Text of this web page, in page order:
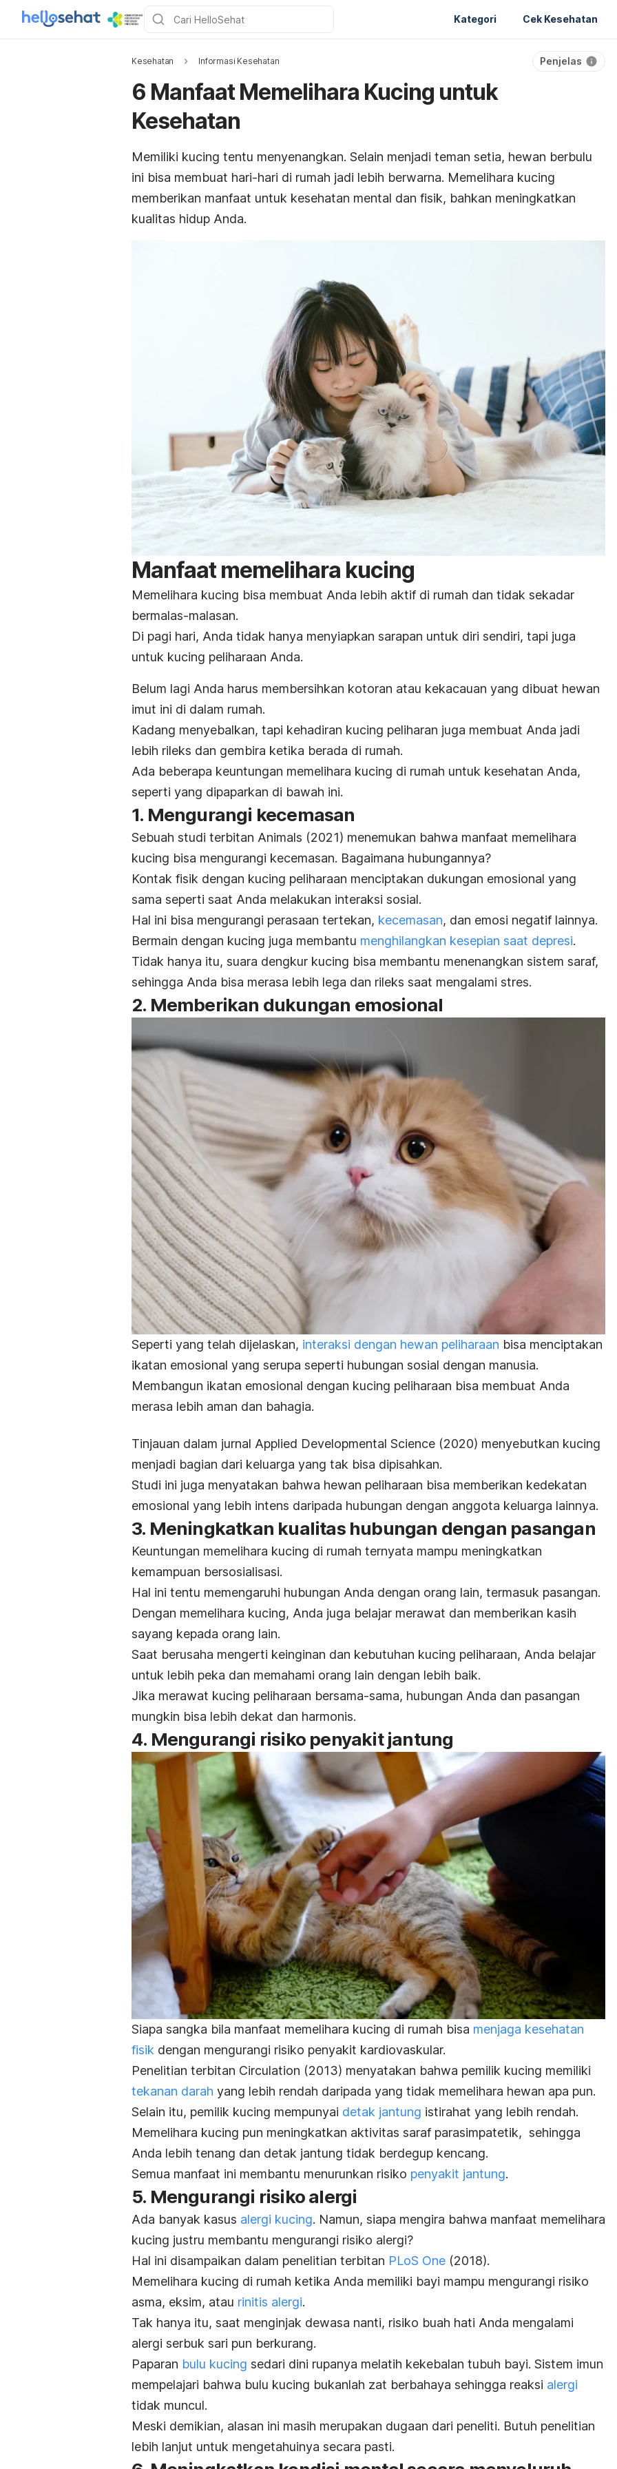
Kategori Cek Kesehatan
Kesehatan Informasi Kesehatan Penjelas
6 Manfaat Memelihara Kucing untuk
Kesehatan
Memiliki kucing tentu menyenangkan. Selain menjadi teman setia, hewan berbulu
ini bisa membuat hari-hari di rumah jadi lebih berwarna. Memelihara kucing
memberikan manfaat untuk kesehatan mental dan fisik, bahkan meningkatkan
kualitas hidup Anda.
Manfaat memelihara kucing
Memelihara kucing bisa membuat Anda lebih aktif di rumah dan tidak sekadar
bermalas-malasan.
Di pagi hari, Anda tidak hanya menyiapkan sarapan untuk diri sendiri, tapi juga
untuk kucing peliharaan Anda.
Belum lagi Anda harus membersihkan kotoran atau kekacauan yang dibuat hewan
imut ini di dalam rumah.
Kadang menyebalkan, tapi kehadiran kucing peliharan juga membuat Anda jadi
lebih rileks dan gembira ketika berada di rumah.
Ada beberapa keuntungan memelihara kucing di rumah untuk kesehatan Anda,
seperti yang dipaparkan di bawah ini.
1. Mengurangi kecemasan
Sebuah studi terbitan Animals (2021) menemukan bahwa manfaat memelihara
kucing bisa mengurangi kecemasan. Bagaimana hubungannya?
Kontak fisik dengan kucing peliharaan menciptakan dukungan emosional yang
sama seperti saat Anda melakukan interaksi sosial.
Hal ini bisa mengurangi perasaan tertekan, kecemasan, dan emosi negatif lainnya.
Bermain dengan kucing juga membantu menghilangkan kesepian saat depresi.
Tidak hanya itu, suara dengkur kucing bisa membantu menenangkan sistem saraf,
sehingga Anda bisa merasa lebih lega dan rileks saat mengalami stres.
2. Memberikan dukungan emosional
Seperti yang telah dijelaskan, interaksi dengan hewan peliharaan bisa menciptakan
ikatan emosional yang serupa seperti hubungan sosial dengan manusia.
Membangun ikatan emosional dengan kucing peliharaan bisa membuat Anda
merasa lebih aman dan bahagia.
Tinjauan dalam jurnal Applied Developmental Science (2020) menyebutkan kucing
menjadi bagian dari keluarga yang tak bisa dipisahkan.
Studi ini juga menyatakan bahwa hewan peliharaan bisa memberikan kedekatan
emosional yang lebih intens daripada hubungan dengan anggota keluarga lainnya.
3. Meningkatkan kualitas hubungan dengan pasangan
Keuntungan memelihara kucing di rumah ternyata mampu meningkatkan
kemampuan bersosialisasi.
Hal ini tentu memengaruhi hubungan Anda dengan orang lain, termasuk pasangan.
Dengan memelihara kucing, Anda juga belajar merawat dan memberikan kasih
sayang kepada orang lain.
Saat berusaha mengerti keinginan dan kebutuhan kucing peliharaan, Anda belajar
untuk lebih peka dan memahami orang lain dengan lebih baik.
Jika merawat kucing peliharaan bersama-sama, hubungan Anda dan pasangan
mungkin bisa lebih dekat dan harmonis.
4. Mengurangi risiko penyakit jantung
Siapa sangka bila manfaat memelihara kucing di rumah bisa menjaga kesehatan
fisik dengan mengurangi risiko penyakit kardiovaskular.
Penelitian terbitan Circulation (2013) menyatakan bahwa pemilik kucing memiliki
tekanan darah yang lebih rendah daripada yang tidak memelihara hewan apa pun.
Selain itu, pemilik kucing mempunyai detak jantung istirahat yang lebih rendah.
Memelihara kucing pun meningkatkan aktivitas saraf parasimpatetik, sehingga
Anda lebih tenang dan detak jantung tidak berdegup kencang.
Semua manfaat ini membantu menurunkan risiko penyakit jantung.
5. Mengurangi risiko alergi
Ada banyak kasus alergi kucing. Namun, siapa mengira bahwa manfaat memelihara
kucing justru membantu mengurangi risiko alergi?
Hal ini disampaikan dalam penelitian terbitan PLoS One (2018).
Memelihara kucing di rumah ketika Anda memiliki bayi mampu mengurangi risiko
asma, eksim, atau rinitis alergi.
Tak hanya itu, saat menginjak dewasa nanti, risiko buah hati Anda mengalami
alergi serbuk sari pun berkurang.
Paparan bulu kucing sedari dini rupanya melatih kekebalan tubuh bayi. Sistem imun
mempelajari bahwa bulu kucing bukanlah zat berbahaya sehingga reaksi alergi
tidak muncul.
Meski demikian, alasan ini masih merupakan dugaan dari peneliti. Butuh penelitian
lebih lanjut untuk mengetahuinya secara pasti.